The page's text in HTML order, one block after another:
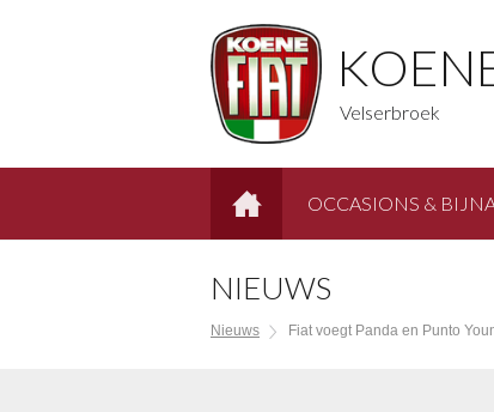
Velserbroek
OCCASIONS &
NIEUWS
Nieuws Fiat voegt Panda en Punto